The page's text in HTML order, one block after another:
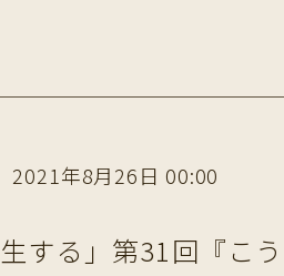
2021年8月26日 00:00
生する」第31回『こ